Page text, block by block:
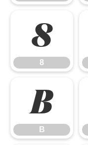
8
8
B
B